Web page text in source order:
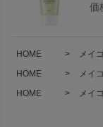
価
HOME メイ
HOME
メイ
HOME
メイ